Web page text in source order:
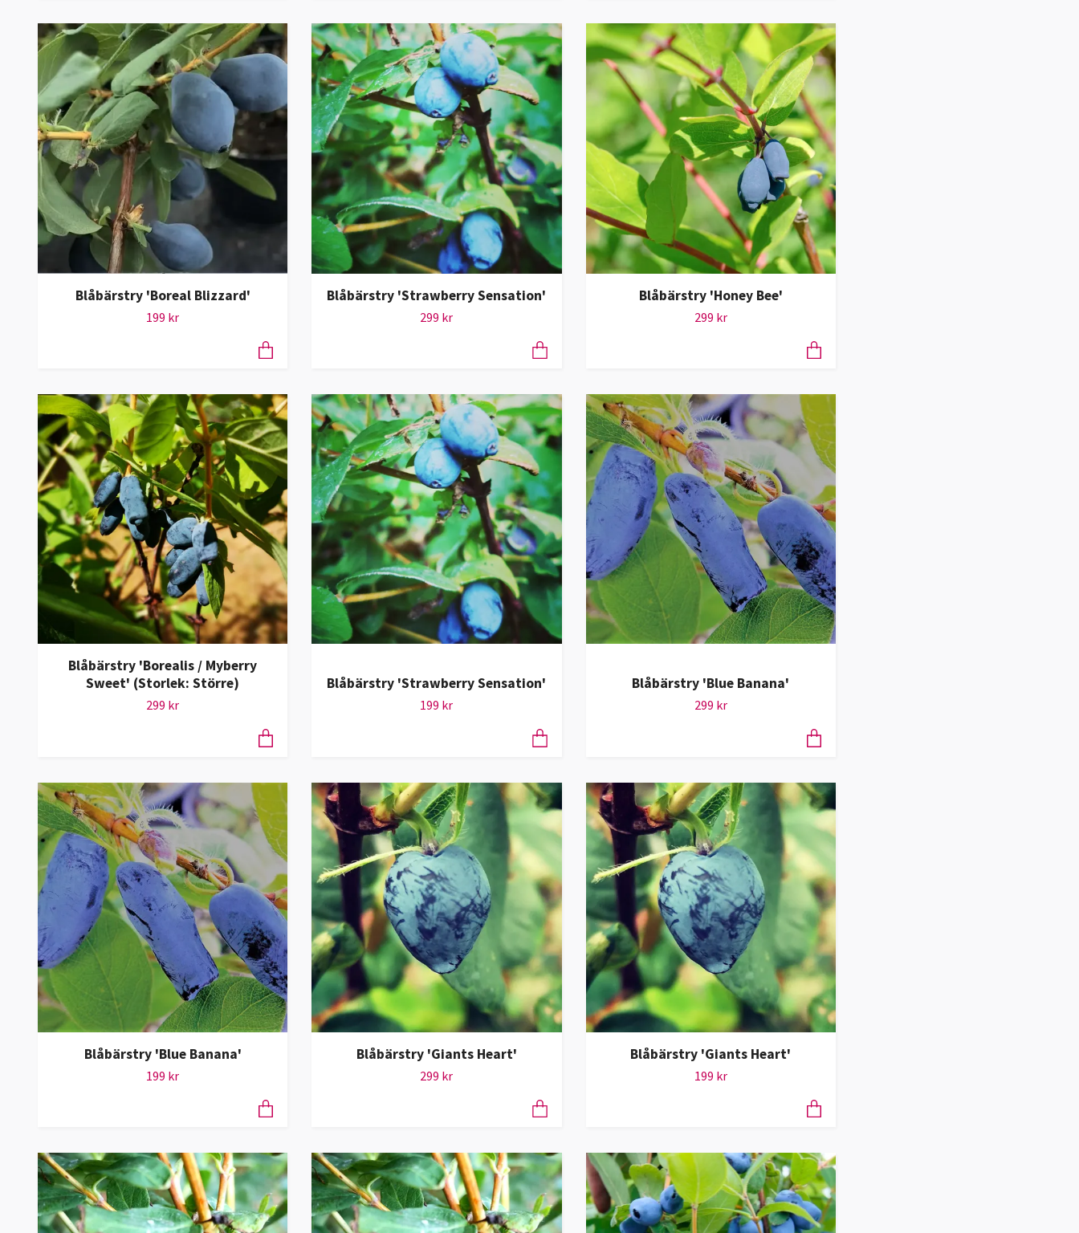
Blåbärstry 'Boreal Blizzard'
199 kr
Blåbärstry 'Strawberry Sensation'
299 kr
Blåbärstry 'Honey Bee'
299 kr
Blåbärstry 'Borealis / Myberry
Sweet' (Storlek: Större)
299 kr
Blåbärstry 'Strawberry Sensation'
199 kr
Blåbärstry 'Blue Banana'
299 kr
Blåbärstry 'Blue Banana'
199 kr
Blåbärstry 'Giants Heart'
299 kr
Blåbärstry 'Giants Heart'
199 kr